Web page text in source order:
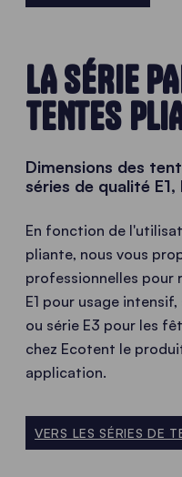
LA SÉRIE
TENTES
Dimensions des
séries de qualité E1,
En fonction de
pliante, nous vous
professionnelles pour
E1 pour usage
ou série E3 pour les
chez Ecotent le
application.
VERS LES SÉRIES DE